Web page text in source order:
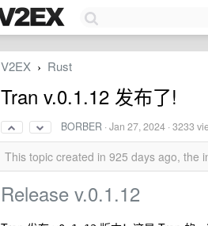
V2EX › Rust
Tran v.0.1.12 发布了!
BORBER ·Jan 27, 2024 · 3233
This topic created in 925 days ago, the
Release v.0.1.12